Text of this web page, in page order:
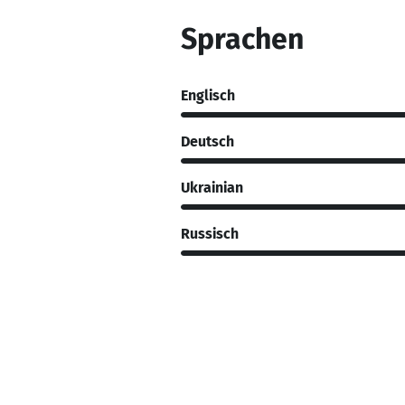
Sprachen
Englisch
Deutsch
Ukrainian
Russisch